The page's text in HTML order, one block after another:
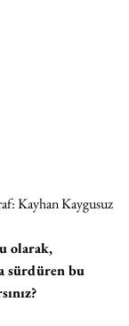
Kayhan Kaygusuz
olarak,
sürdüren bu